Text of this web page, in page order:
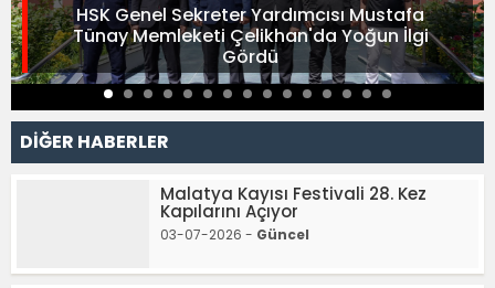
HSK Genel Sekreter Yardımcısı Mustafa
Tünay Memleketi Çelikhan'da Yoğun İlgi
Gördü
DİĞER HABERLER
Malatya Kayısı Festivali 28. Kez
Kapılarını Açıyor
03-07-2026 - Güncel